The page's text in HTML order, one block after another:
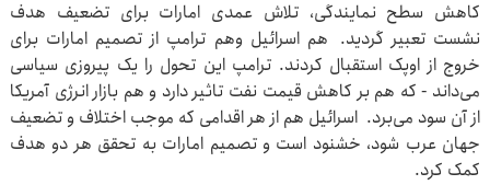
کاهش سطح نمایندگی، تلاش عمدی امارات برای تضعیف هدف
نشست تعبیر گردید. هم اسرائیل وهم ترامپ از تصمیم امارات برای
خروج از اوپک استقبال کردند. ترامپ این تحول را یک پیروزی سیاسی
می‌داند - که هم بر کاهش قیمت نفت تاثیر دارد و هم بازار انرژی آمریکا
از آن سود می‌برد. اسرائیل هم از هر اقدامی که موجب اختلاف و تضعیف
جهان عرب شود، خشنود است و تصمیم امارات به تحقق هر دو هدف
کمک کرد.